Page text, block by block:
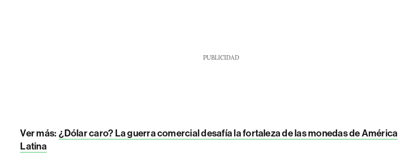
PUBLICIDAD
Ver más: ¿Dólar caro? La guerra comercial desafía la fortaleza de las monedas de América
Latina